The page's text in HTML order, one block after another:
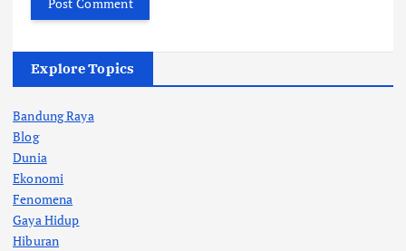
Explore Topics
Bandung Raya
Blog
Dunia
Ekonomi
Fenomena
Gaya Hidup
Hiburan